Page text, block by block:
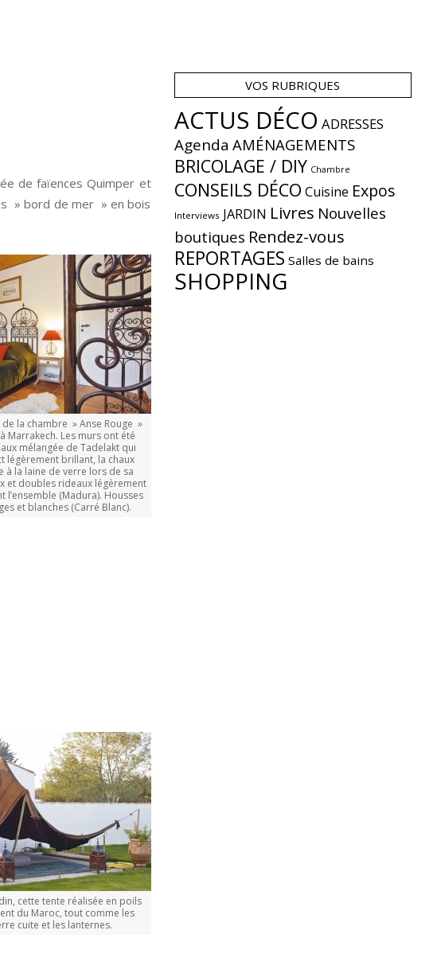
de faïences Quimper et
» bord de mer » en bois
la chambre » Anse Rouge »
Marrakech. Les murs ont été
mélangée de Tadelakt qui
légèrement brillant, la chaux
à la laine de verre lors de sa
et doubles rideaux légèrement
l’ensemble (Madura). Housses
et blanches (Carré Blanc).
cette tente réalisée en poils
du Maroc, tout comme les
cuite et les lanternes.
VOS RUBRIQUES
ACTUS DÉCO ADRESSES
Agenda AMÉNAGEMENTS
BRICOLAGE / DIY Chambre
CONSEILS DÉCO Cuisine Expos
Interviews JARDIN Livres Nouvelles
boutiques Rendez-vous
REPORTAGES Salles de bains
SHOPPING